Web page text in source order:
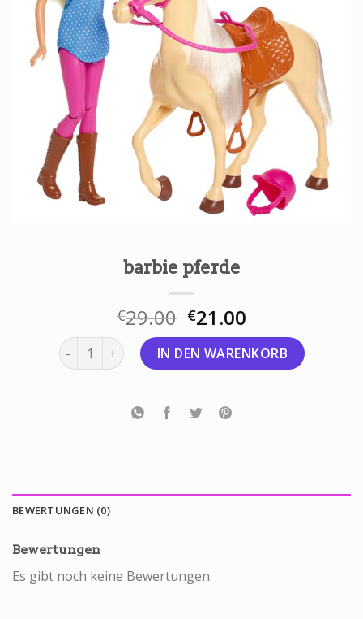
barbie pferde
€29.00 €21.00
barbie pferde MengeIN DEN WARENKORB
BEWERTUNGEN (0)
Bewertungen
Es gibt noch keine Bewertungen.